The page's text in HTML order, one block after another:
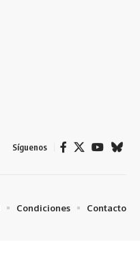
Síguenos
Condiciones Contacto